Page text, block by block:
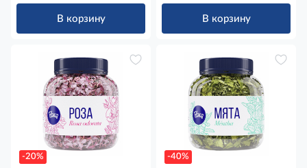
В корзину В корзину
-20% -40%